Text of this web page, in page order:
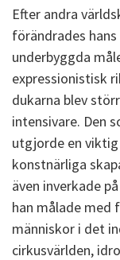
Efter andra
förändrades
underbyggda
expressionistisk
dukarna blev
intensivare. Den
utgjorde en
konstnärliga
även inverkade
han målade med
människor i det
cirkusvärlden,